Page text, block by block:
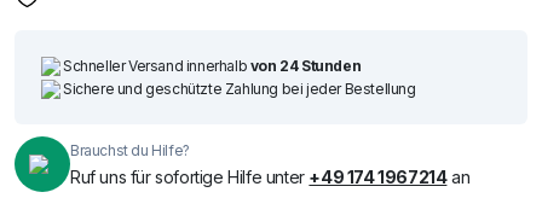
Schneller Versand innerhalb von 24 Stunden
Sichere und geschützte Zahlung bei jeder Bestellung
Brauchst du Hilfe?
Ruf uns für sofortige Hilfe unter +49 174 1967214an